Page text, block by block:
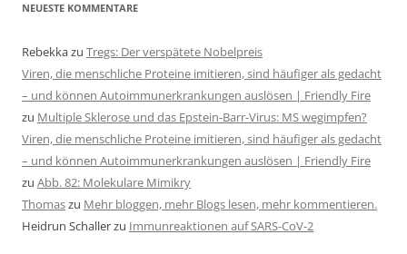
NEUESTE KOMMENTARE
Rebekkazu Tregs: Der verspätete Nobelpreis
Viren, die menschliche Proteine imitieren, sind häufiger als gedacht
– und können Autoimmunerkrankungen auslösen | Friendly Fire
zu Multiple Sklerose und das Epstein-Barr-Virus: MS wegimpfen?
Viren, die menschliche Proteine imitieren, sind häufiger als gedacht
– und können Autoimmunerkrankungen auslösen | Friendly Fire
zu Abb. 82: Molekulare Mimikry
Thomaszu Mehr bloggen, mehr Blogs lesen, mehr kommentieren.
Heidrun Schallerzu Immunreaktionen auf SARS-CoV-2